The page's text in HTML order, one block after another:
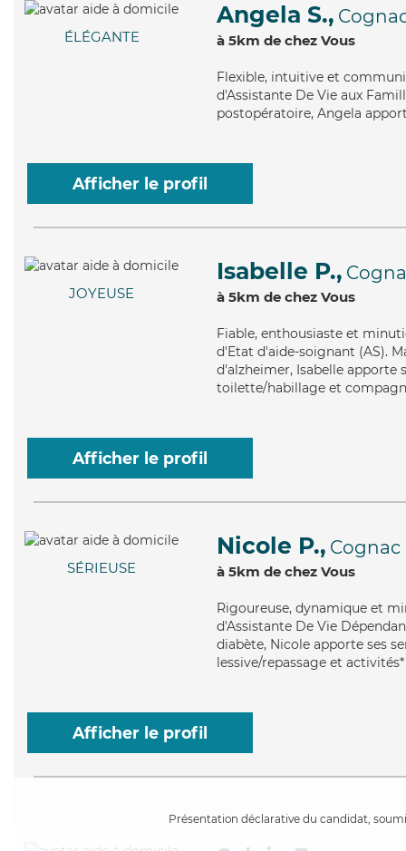
ÉLÉGANTE
Angela S.,
à 5km de chez Vous
Flexible, intuitive et
d'Assistante De Vie aux
postopératoire, Angela
Afficher le profil
JOYEUSE
Isabelle P.,
à 5km de chez Vous
Fiable, enthousiaste et
d'Etat d'aide-soignant (AS).
d'alzheimer, Isabelle apporte
toilette/habillage et
Afficher le profil
SÉRIEUSE
Nicole P., Cognac
à 5km de chez Vous
Rigoureuse, dynamique et
d'Assistante De Vie
diabète, Nicole apporte ses
lessive/repassage et activités*
Afficher le profil
Présentation déclarative du candidat,